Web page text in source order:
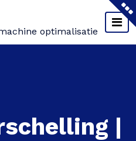
optimalisatie
|